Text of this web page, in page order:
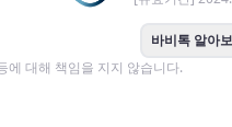
바비톡 알아
에 대해 책임을 지지 않습니다.